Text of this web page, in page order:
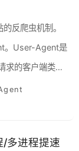
反爬虫机制。
。User-Agent是
求的客户端类
多进程提速